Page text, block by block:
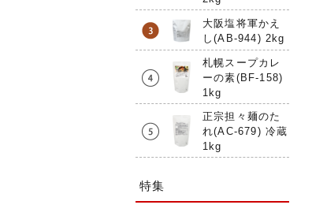
大阪塩将軍かえ
し(AB-944) 2kg
札幌スープカレ
ーの素(BF-158)
1kg
正宗担々麺のた
れ(AC-679) 冷蔵
1kg
特集